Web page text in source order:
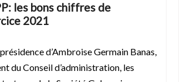
les bons chiffres de
2021
d’Ambroise Germain Banas,
du Conseil d’administration, les